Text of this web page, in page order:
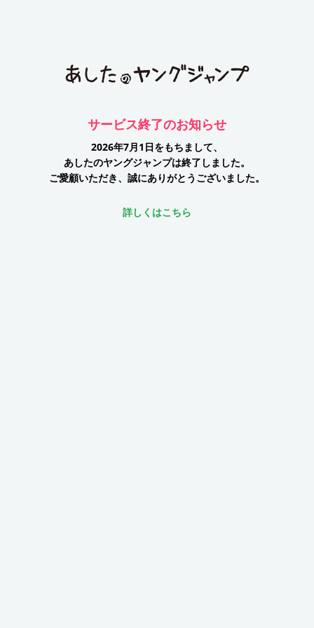
サービス終了のお知らせ
2026年7月1日をもちまして、
あしたのヤングジャンプは終了しました。
ご愛顧いただき、誠にありがとうございました。
詳しくはこちら